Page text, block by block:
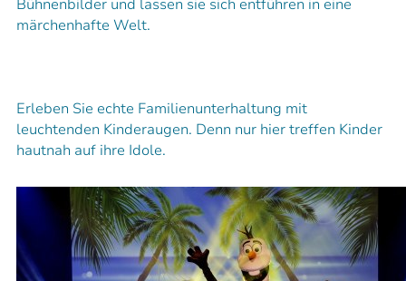
Bühnenbilder und lassen sie sich entführen in eine
märchenhafte Welt.
Erleben Sie echte Familienunterhaltung mit
leuchtenden Kinderaugen. Denn nur hier treffen Kinder
hautnah auf ihre Idole.